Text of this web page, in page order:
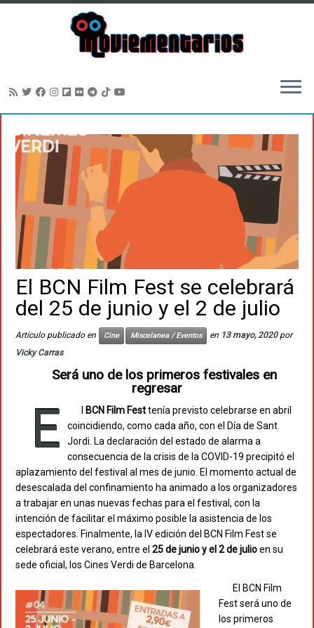
contenido
El BCN Film Fest se celebrará
del 25 de junio y el 2 de julio
Artículo publicado en Cine Miscelanea / Eventos en 13 mayo, 2020 por
Vicky Carras
Será uno de los primeros festivales en
regresar
E BCN Film Festtenía previsto celebrarse en abril
coincidiendo, como cada año, con el Día de Sant
Jordi. La declaración del estado de alarma a
consecuencia de la crisis de la COVID-19 precipitó el
aplazamiento del festival al mes de junio. El momento actual de
desescalada del confinamiento ha animado a los organizadores
a trabajar en unas nuevas fechas para el festival, con la
intención de facilitar el máximo posible la asistencia de los
espectadores. Finalmente, la IV edición del BCN Film Fest se
celebrará este verano, entre el 25 de junio y el 2 de julioen su
sede oficial, los Cines Verdi de Barcelona.
El BCN Film
Fest será uno de
los primeros